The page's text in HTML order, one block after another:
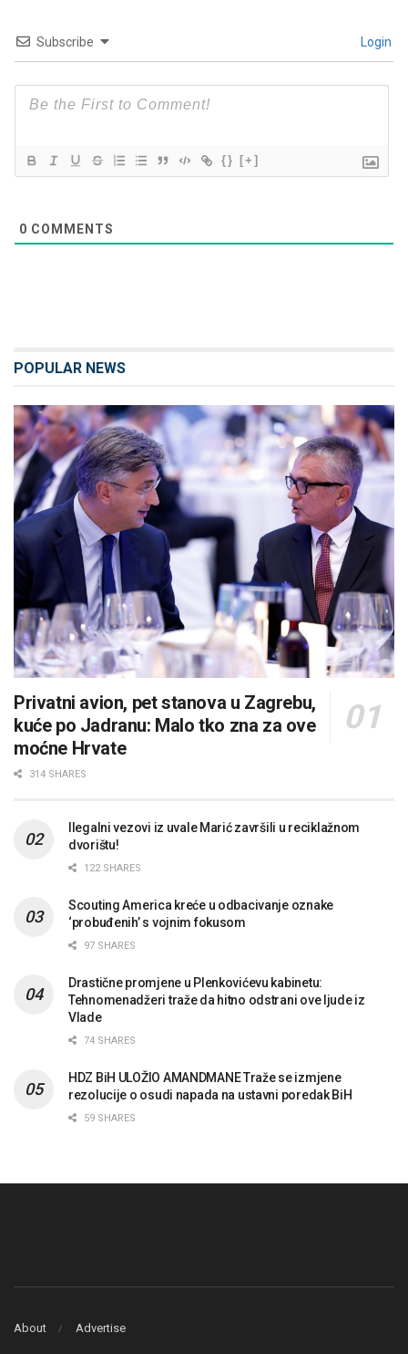
Subscribe Login
{} [+]
0 COMMENTS
POPULAR NEWS
Privatni avion, pet stanova u Zagrebu,
kuće po Jadranu: Malo tko zna za ove
moćne Hrvate
314 SHARES
Ilegalni vezovi iz uvale Marić završili u reciklažnom
dvorištu!
122 SHARES
Scouting America kreće u odbacivanje oznake
‘probuđenih’ s vojnim fokusom
97 SHARES
Drastične promjene u Plenkovićevu kabinetu:
Tehnomenadžeri traže da hitno odstrani ove ljude iz
Vlade
74 SHARES
HDZ BiH ULOŽIO AMANDMANE Traže se izmjene
rezolucije o osudi napada na ustavni poredak BiH
59 SHARES
About Advertise